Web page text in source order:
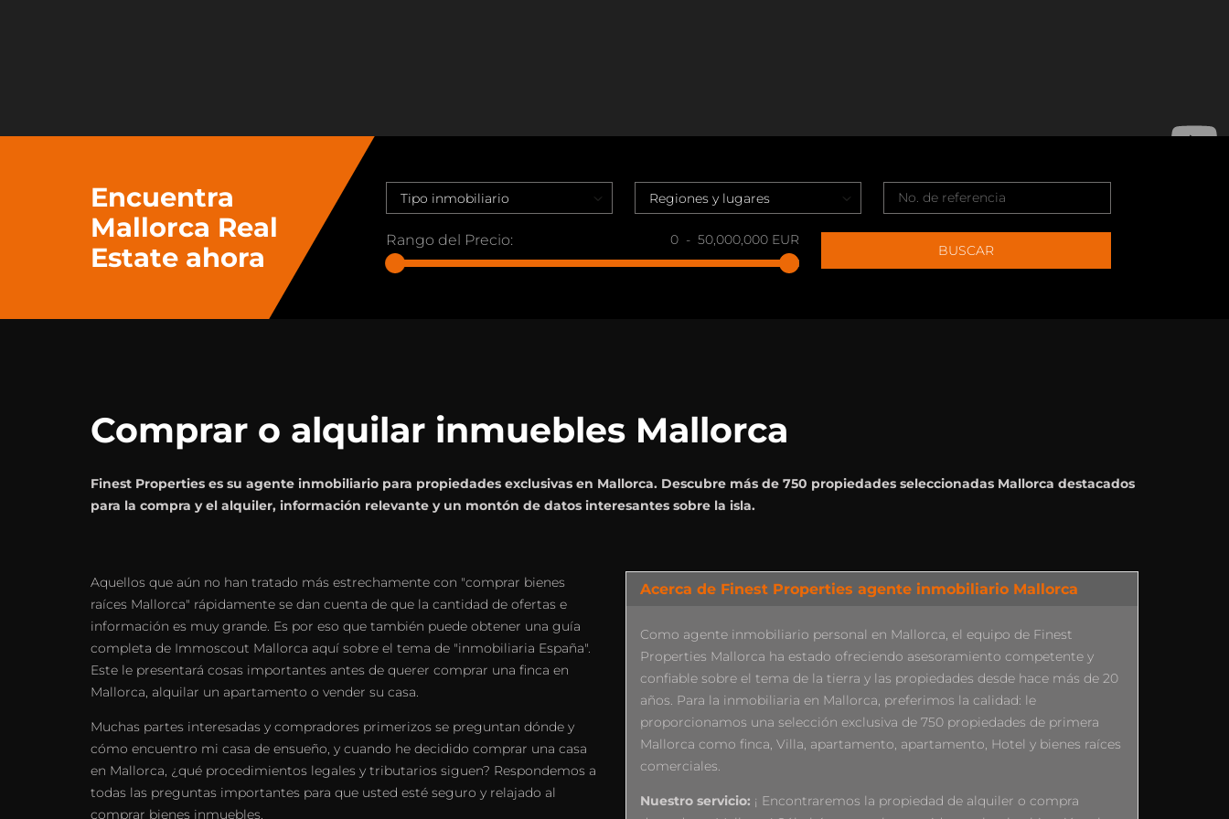
Encuentra
Mallorca Real
Estate ahora
Rango del Precio: 0 - 50,000,000 EUR
BUSCAR
Comprar o alquilar inmuebles Mallorca
Finest Properties es su agente inmobiliario para propiedades exclusivas en Mallorca. Descubre más de 750 propiedades seleccionadas Mallorca destacados
para la compra y el alquiler, información relevante y un montón de datos interesantes sobre la isla.
Aquellos que aún no han tratado más estrechamente con "comprar bienes
raíces Mallorca" rápidamente se dan cuenta de que la cantidad de ofertas e
información es muy grande. Es por eso que también puede obtener una guía
completa de Immoscout Mallorca aquí sobre el tema de "inmobiliaria España".
Este le presentará cosas importantes antes de querer comprar una finca en
Mallorca, alquilar un apartamento o vender su casa.
Muchas partes interesadas y compradores primerizos se preguntan dónde y
cómo encuentro mi casa de ensueño, y cuando he decidido comprar una casa
en Mallorca, ¿qué procedimientos legales y tributarios siguen? Respondemos a
todas las preguntas importantes para que usted esté seguro y relajado al
comprar bienes inmuebles.
Acerca de Finest Properties agente inmobiliario Mallorca
Como agente inmobiliario personal en Mallorca, el equipo de Finest
Properties Mallorca ha estado ofreciendo asesoramiento competente y
confiable sobre el tema de la tierra y las propiedades desde hace más de 20
años. Para la inmobiliaria en Mallorca, preferimos la calidad: le
proporcionamos una selección exclusiva de 750 propiedades de primera
Mallorca como finca, Villa, apartamento, apartamento, Hotel y bienes raíces
comerciales.
Nuestro servicio: ¡ Encontraremos la propiedad de alquiler o compra